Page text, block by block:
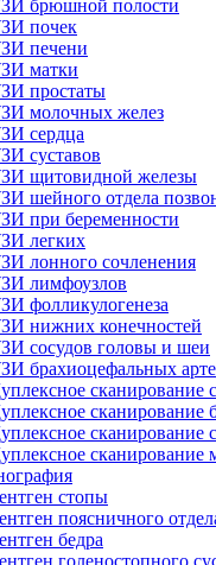
брюшной полости
почек
печени
матки
простаты
молочных желез
сердца
суставов
щитовидной железы
шейного отдела
при беременности
легких
лонного сочленения
лимфоузлов
фолликулогенеза
нижних конечностей
сосудов головы и шеи
брахиоцефальных
сканирование
сканирование
сканирование
стопы
поясничного
бедра
голеностопного